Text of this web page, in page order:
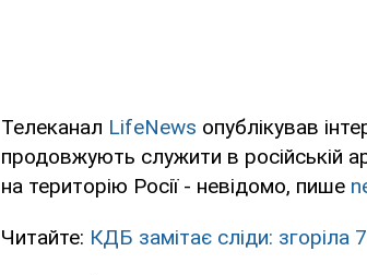
Телеканал LifeNews опублікував
продовжують служити в російській
на територію Росії - невідомо, пише
Читайте: КДБ замітає сліди: згоріла